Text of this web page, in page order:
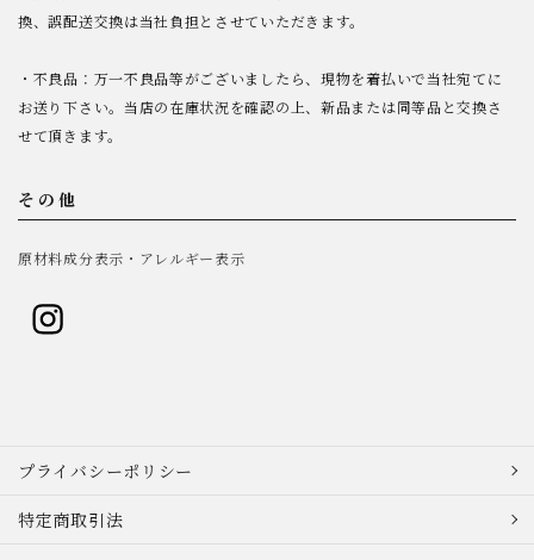
換、誤配送交換は当社負担とさせていただきます。
・不良品：万一不良品等がございましたら、現物を着払いで当社宛てに
お送り下さい。当店の在庫状況を確認の上、新品または同等品と交換さ
せて頂きます。
その他
原材料成分表示・アレルギー表示
プライバシーポリシー
特定商取引法